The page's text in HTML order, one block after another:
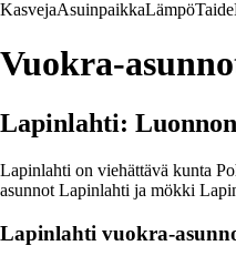
KasvejaAsuinpaikkaLämpöTaide
Vuokra-
Lapinlahti:
Lapinlahti on viehättävä kunta
asunnot Lapinlahti ja mökki
Lapinlahti vuokra-